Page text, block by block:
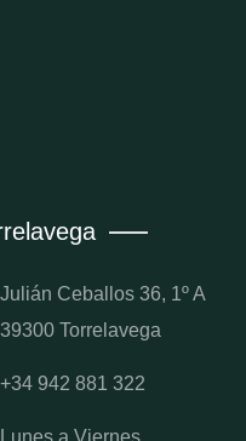
Julián Ceballos 36, 1º A
39300 Torrelavega
+34 942 881 322
Lunes a Viernes